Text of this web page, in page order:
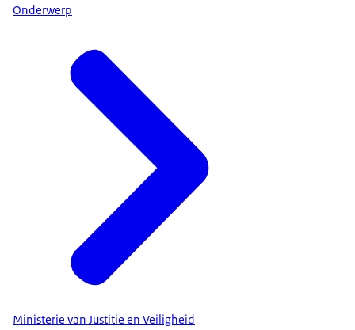
Onderwerp
Ministerie van Justitie en Veiligheid